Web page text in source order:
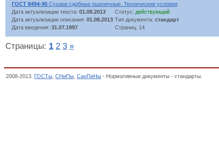
ГОСТ 8494-96 Сухари сдобные пшеничные. Технические условия
Дата актуализации текста: 01.08.2013 Статус: действующий
Дата актуализации описания: 01.08.2013 Тип документа: стандарт
Дата введения: 31.07.1997 Страниц: 14
Страницы: 1 2 3 »
2008-2013. ГОСТы СНиПы СанПиНы - Нормативные документы - стандарты.